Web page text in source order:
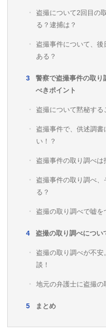
盗撮について2回目の
る？逮捕は？
盗撮事件について、
ある？
警察で盗撮事件の取り
べきポイント
盗撮について黙秘する
盗撮事件で、供述調
い！？
盗撮事件の取り調べは
盗撮事件の取り調べ
る？
盗撮の取り調べで嘘を
盗撮の取り調べについ
盗撮の取り調べが不
談！
地元の弁護士に盗撮の
まとめ